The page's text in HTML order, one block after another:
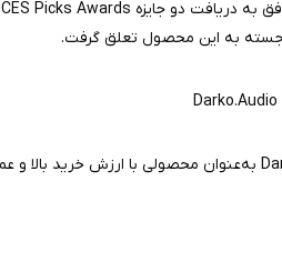
به این محصول تعلق گرفت.